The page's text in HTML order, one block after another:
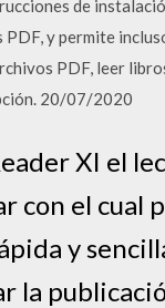
de
y permite
PDF, leer
20/07/2020
XI el
con el cual
y
la